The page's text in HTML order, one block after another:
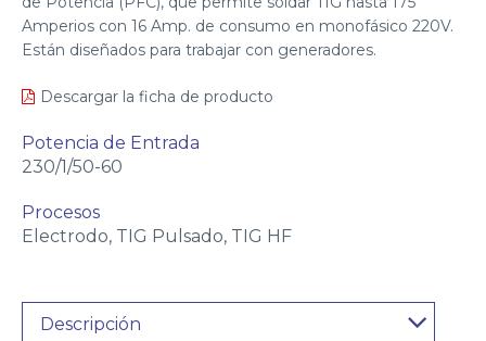
Amperios con 16 Amp. de consumo en monofásico 220V.
Están diseñados para trabajar con generadores.
Descargar la ficha de producto
Potencia de Entrada
230/1/50-60
Procesos
Electrodo, TIG Pulsado, TIG HF
Descripción